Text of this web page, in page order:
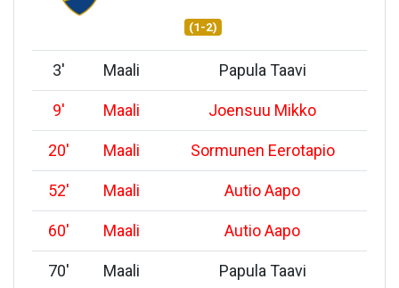
(1-2)
3' Maali Papula Taavi
9' Maali Joensuu Mikko
20' Maali Sormunen Eerotapio
52' Maali Autio Aapo
60' Maali Autio Aapo
70' Maali Papula Taavi